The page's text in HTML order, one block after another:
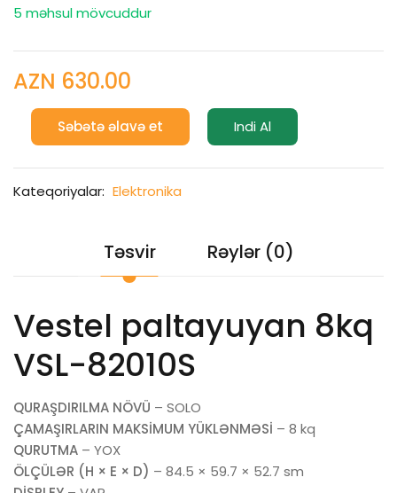
5 məhsul mövcuddur
AZN 630.00
Səbətə əlavə et Indi Al
Kateqoriyalar: Elektronika
Təsvir Rəylər (0)
Vestel paltayuyan 8kq
VSL-82010S
QURAŞDIRILMA NÖVÜ – SOLO
ÇAMAŞIRLARIN MAKSİMUM YÜKLƏNMƏSİ – 8 kq
QURUTMA – YOX
ÖLÇÜLƏR (H × E × D) – 84.5 × 59.7 × 52.7 sm